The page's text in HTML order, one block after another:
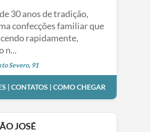
30 anos de tradição,
confecções familiar que
rapidamente,
n...
Severo, 91
| CONTATOS | COMO CHEGAR
JOSÉ